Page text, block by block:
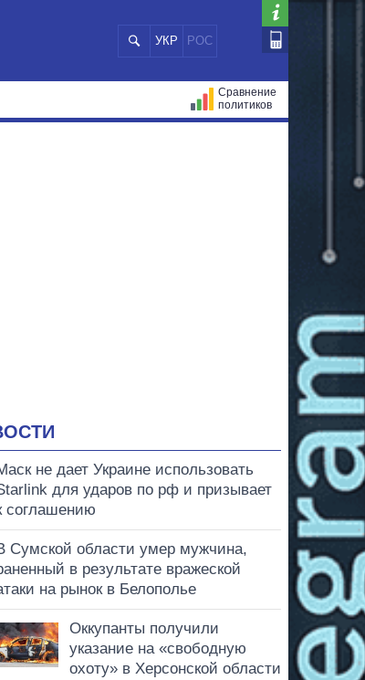
УКР РОС
Сравнение
политиков
не дает Украине использовать
для ударов по рф и призывает
соглашению
Сумской области умер мужчина,
в результате вражеской
на рынок в Белополье
Оккупанты получили
указание на «свободную
охоту» в Херсонской области